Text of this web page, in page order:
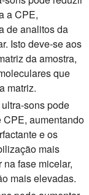
a CPE,
de analitos da
Isto deve-se aos
da amostra,
que
matriz.
sons pode
CPE, aumentando
e os
mais
fase micelar,
mais elevadas.